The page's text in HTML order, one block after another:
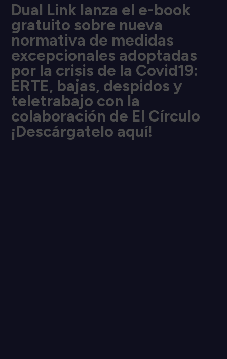
Dual Link lanza el e-book
gratuito sobre nueva
normativa de medidas
excepcionales adoptadas
por la crisis de la Covid19:
ERTE, bajas, despidos y
teletrabajo con la
colaboración de El Círculo
¡Descárgatelo aquí!